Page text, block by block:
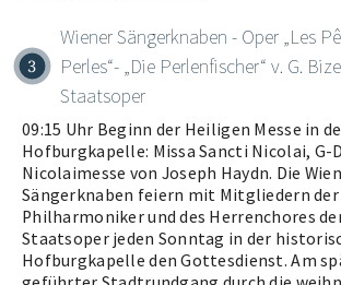
3
Wiener Sängerknaben - Oper „Les
Perles“- „Die Perlenfischer“ v. G.
Staatsoper
09:15 Uhr Beginn der Heiligen Messe in
Hofburgkapelle: Missa Sancti Nicolai, G-
Nicolaimesse von Joseph Haydn. Die
Sängerknaben feiern mit Mitgliedern der
Philharmoniker und des Herrenchores
Staatsoper jeden Sonntag in der
Hofburgkapelle den Gottesdienst. Am